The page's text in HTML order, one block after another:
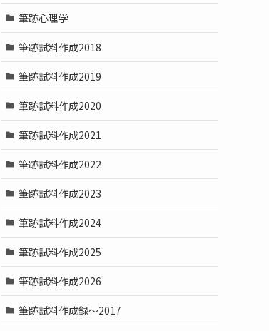
筆跡心理学
筆跡試料作成2018
筆跡試料作成2019
筆跡試料作成2020
筆跡試料作成2021
筆跡試料作成2022
筆跡試料作成2023
筆跡試料作成2024
筆跡試料作成2025
筆跡試料作成2026
筆跡試料作成録～2017